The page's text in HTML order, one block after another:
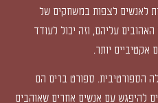
לאנשים לצפות במשחקים של
עליהם, וזה יכול לעודד
אקטיביים יותר.
הספורטיבית. ספורט ברים הם
להיפגש עם אנשים אחרים שאוהבים